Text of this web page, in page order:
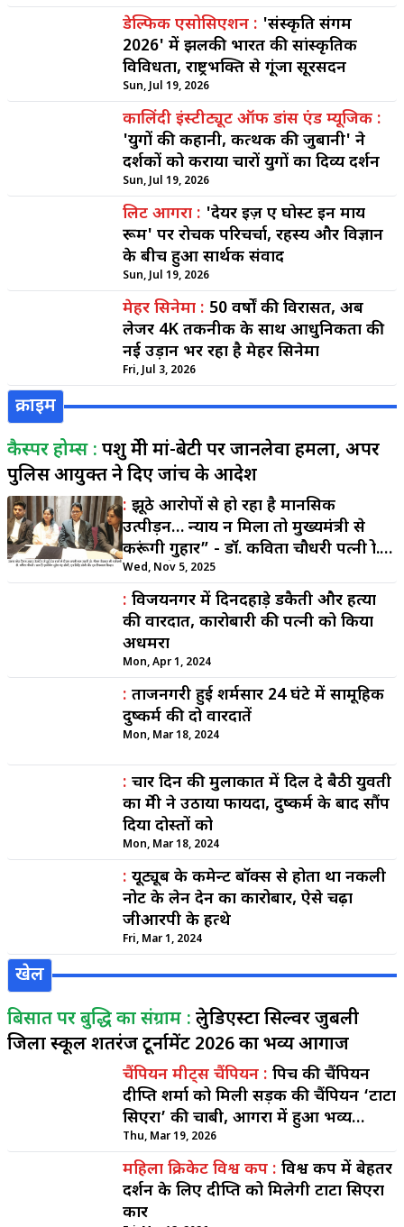
डेल्फिक एसोसिएशन : 'संस्कृति संगम
2026' में झलकी भारत की सांस्कृतिक
विविधता, राष्ट्रभक्ति से गूंजा सूरसदन
Sun, Jul 19, 2026
कालिंदी इंस्टीट्यूट ऑफ डांस एंड म्यूजिक :
'युगों की कहानी, कत्थक की जुबानी' ने
दर्शकों को कराया चारों युगों का दिव्य दर्शन
Sun, Jul 19, 2026
लिट आगरा : 'देयर इज़ ए घोस्ट इन माय
रूम' पर रोचक परिचर्चा, रहस्य और विज्ञान
के बीच हुआ सार्थक संवाद
Sun, Jul 19, 2026
मेहर सिनेमा : 50 वर्षों की विरासत, अब
लेजर 4K तकनीक के साथ आधुनिकता की
नई उड़ान भर रहा है मेहर सिनेमा
Fri, Jul 3, 2026
क्राइम
कैस्पर होम्स : पशु प्रेमी मां-बेटी पर जानलेवा हमला, अपर
पुलिस आयुक्त ने दिए जांच के आदेश
: झूठे आरोपों से हो रहा है मानसिक
उत्पीड़न… न्याय न मिला तो मुख्यमंत्री से
करूंगी गुहार” - डॉ. कविता चौधरी पत्नी प्रो.
गौतम जैसवार
Wed, Nov 5, 2025
: विजयनगर में दिनदहाड़े डकैती और हत्या
की वारदात, कारोबारी की पत्नी को किया
अधमरा
Mon, Apr 1, 2024
: ताजनगरी हुई शर्मसार 24 घंटे में सामूहिक
दुष्कर्म की दो वारदातें
Mon, Mar 18, 2024
: चार दिन की मुलाकात में दिल दे बैठी युवती
का प्रेमी ने उठाया फायदा, दुष्कर्म के बाद सौंप
दिया दोस्तों को
Mon, Mar 18, 2024
: यूट्यूब के कमेन्ट बॉक्स से होता था नकली
नोट के लेन देन का कारोबार, ऐसे चढ़ा
जीआरपी के हत्थे
Fri, Mar 1, 2024
खेल
बिसात पर बुद्धि का संग्राम : प्रेलुडिएस्टा सिल्वर जुबली
जिला स्कूल शतरंज टूर्नामेंट 2026 का भव्य आगाज
चैंपियन मीट्स चैंपियन : पिच की चैंपियन
दीप्ति शर्मा को मिली सड़क की चैंपियन ‘टाटा
सिएरा’ की चाबी, आगरा में हुआ भव्य
सम्मान
Thu, Mar 19, 2026
महिला क्रिकेट विश्व कप : विश्व कप में बेहतर
प्रदर्शन के लिए दीप्ति को मिलेगी टाटा सिएरा
कार